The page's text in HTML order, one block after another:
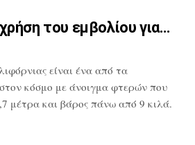
του εμβολίου για…
είναι ένα από τα
κόσμο μεάνοιγμα φτερών που
μέτρα και βάρος πάνω από 9 κιλά.